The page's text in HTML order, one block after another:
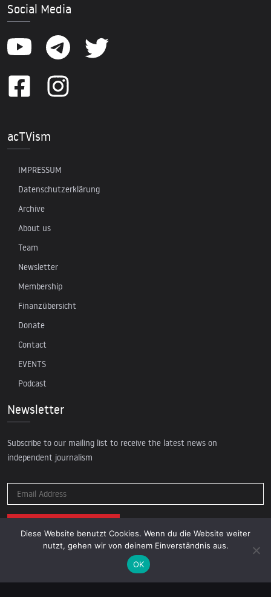
Social Media
acTVism
IMPRESSUM
Datenschutzerklärung
Archive
About us
Team
Newsletter
Membership
Finanzübersicht
Donate
Contact
EVENTS
Podcast
Newsletter
Subscribe to our mailing list to receive the latest news on
independent journalism
© 2026 AcTVism Munich e.V. | All rights reserved.
Diese Website benutzt Cookies. Wenn du die Website weiter
nutzt, gehen wir von deinem Einverständnis aus.
OK